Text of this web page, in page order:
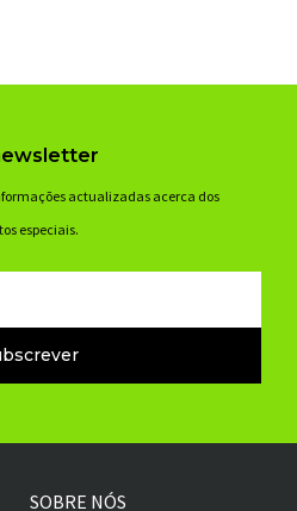
actualizadas acerca dos
especiais.
SOBRE NÓS